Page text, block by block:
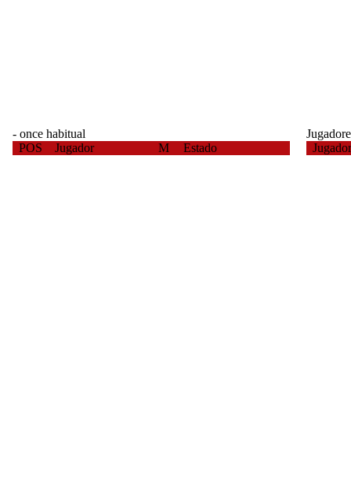
- once habitual
POS
Jugador M Estado Jugador